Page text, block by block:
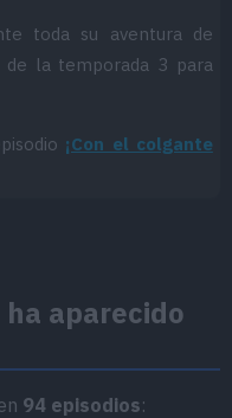
toda su aventura de
de la temporada 3 para
¡Con el colgante
aparecido
94 episodios: